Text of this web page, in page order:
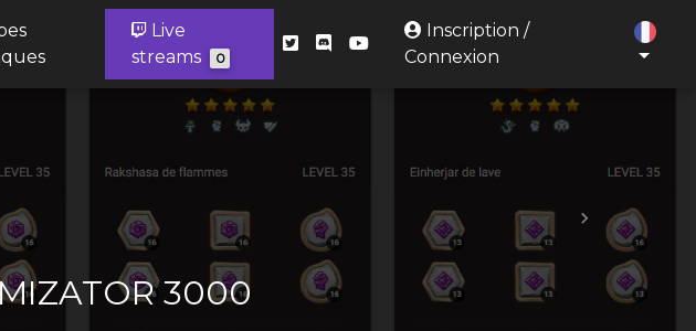
Live
streams
0
Inscription /
Connexion
3000
vos monstres !
Next